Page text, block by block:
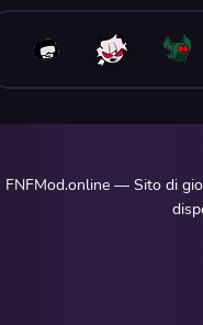
FNFMod.online — Sito di